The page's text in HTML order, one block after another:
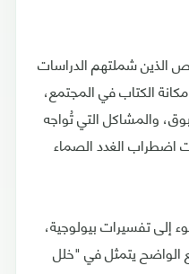
الذين شملتهم الدراسات
الكتاب في المجتمع،
والمشاكل التي تُواجه
اضطراب الغدد الصماء
إلى تفسيرات بيولوجية،
الواضح يتمثل في "خلل